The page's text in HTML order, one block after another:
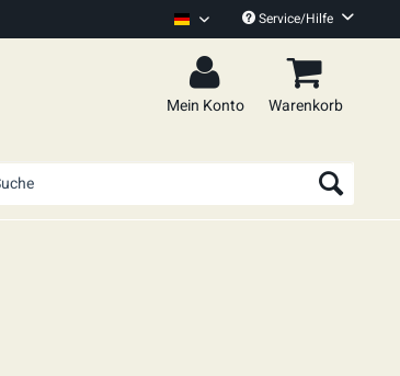
100 KIlo Herz Deutsch
Service/Hilfe
Mein Konto Warenkorb